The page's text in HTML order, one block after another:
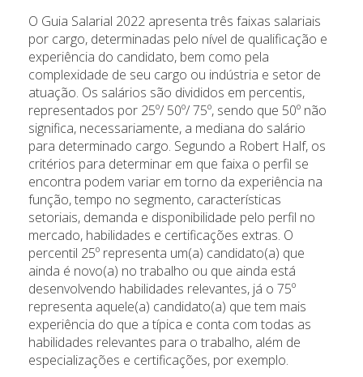
O Guia Salarial 2022 apresenta três faixas salariais
por cargo, determinadas pelo nível de qualificação e
experiência do candidato, bem como pela
complexidade de seu cargo ou indústria e setor de
atuação. Os salários são divididos em percentis,
representados por 25º/ 50º/ 75º, sendo que 50º não
significa, necessariamente, a mediana do salário
para determinado cargo. Segundo a Robert Half, os
critérios para determinar em que faixa o perfil se
encontra podem variar em torno da experiência na
função, tempo no segmento, características
setoriais, demanda e disponibilidade pelo perfil no
mercado, habilidades e certificações extras. O
percentil 25º representa um(a) candidato(a) que
ainda é novo(a) no trabalho ou que ainda está
desenvolvendo habilidades relevantes, já o 75º
representa aquele(a) candidato(a) que tem mais
experiência do que a típica e conta com todas as
habilidades relevantes para o trabalho, além de
especializações e certificações, por exemplo.